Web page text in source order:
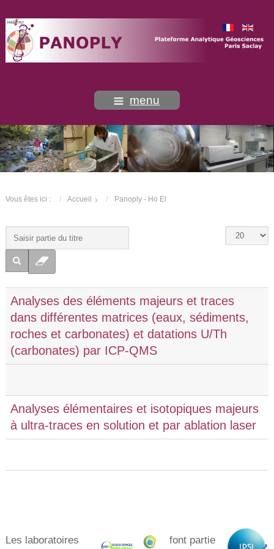
menu
Vous êtes ici : Accueil Panoply - Ho El
Analyses des éléments majeurs et traces
dans différentes matrices (eaux, sédiments,
roches et carbonates) et datations U/Th
(carbonates) par ICP-QMS
Analyses élémentaires et isotopiques majeurs
à ultra-traces en solution et par ablation laser
Les laboratoires
font partie